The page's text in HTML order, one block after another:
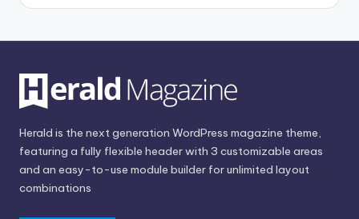
Herald is the next generation WordPress magazine theme,
featuring a fully flexible header with 3 customizable areas
and an easy-to-use module builder for unlimited layout
combinations